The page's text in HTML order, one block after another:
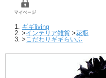
ギギliving
>インテリア雑貨 >花瓶
>こだわりギギらいふ